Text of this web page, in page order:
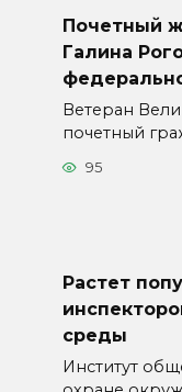
Почетный
Галина
Ветеран
почетный
95
Растет
среды
Институт